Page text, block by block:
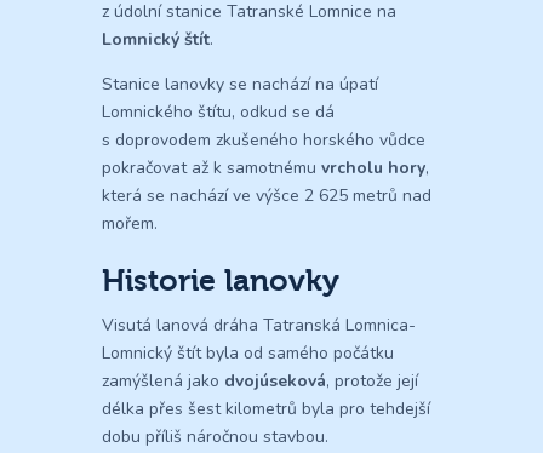
z údolní stanice Tatranské Lomnice na
Lomnický štít.
Stanice lanovky se nachází na úpatí
Lomnického štítu, odkud se dá
s doprovodem zkušeného horského vůdce
pokračovat až k samotnému vrcholu hory,
která se nachází ve výšce 2 625 metrů nad
mořem.
Historie lanovky
Visutá lanová dráha Tatranská Lomnica-
Lomnický štít byla od samého počátku
zamýšlená jako dvojúseková, protože její
délka přes šest kilometrů byla pro tehdejší
dobu příliš náročnou stavbou.